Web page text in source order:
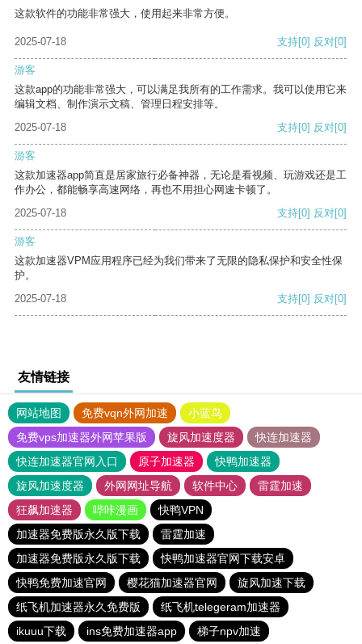
这款软件的功能非常强大，使用起来非常方便。
2025-07-18 支持[0] 反对[0]
游客
这款app的功能非常强大，可以满足我所有的工作需求。我可以使用它来
编辑文档、制作演示文稿、管理日程安排等。
2025-07-18
支持[0] 反对[0]
游客
这款加速器app简直是居家旅行必备神器，无论是看视频、玩游戏还是工
作办公，都能畅享高速网络，再也不用担心网速卡顿了。
2025-07-18
支持[0] 反对[0]
游客
这款加速器VPM应用程序已经为我们带来了无限的隐私保护和安全性保
护。
2025-07-18
支持[0] 反对[0]
友情链接
网站地图 免费vqn外网加速
小蓝鸟
免费vps加速器外网苹果版
旋风加速度器
快连加速器
快连加速器官网入口
原子加速器
快鸭加速器
旋风加速度器
外网网址导航 软件中心
雷霆加速
狂飙加速器
哔咔漫画
快鸭VPN
加速器免费版永久版下载
雷霆加速
加速器免费版永久版下载
快鸭加速器官网下载安卓
快鸭免费加速官网
樱花猫加速器官网
旋风加速下载
纸飞机加速器永久免费版
纸飞机telegeram加速器
ikuuu下载
ins免费加速器app 梯子npv加速